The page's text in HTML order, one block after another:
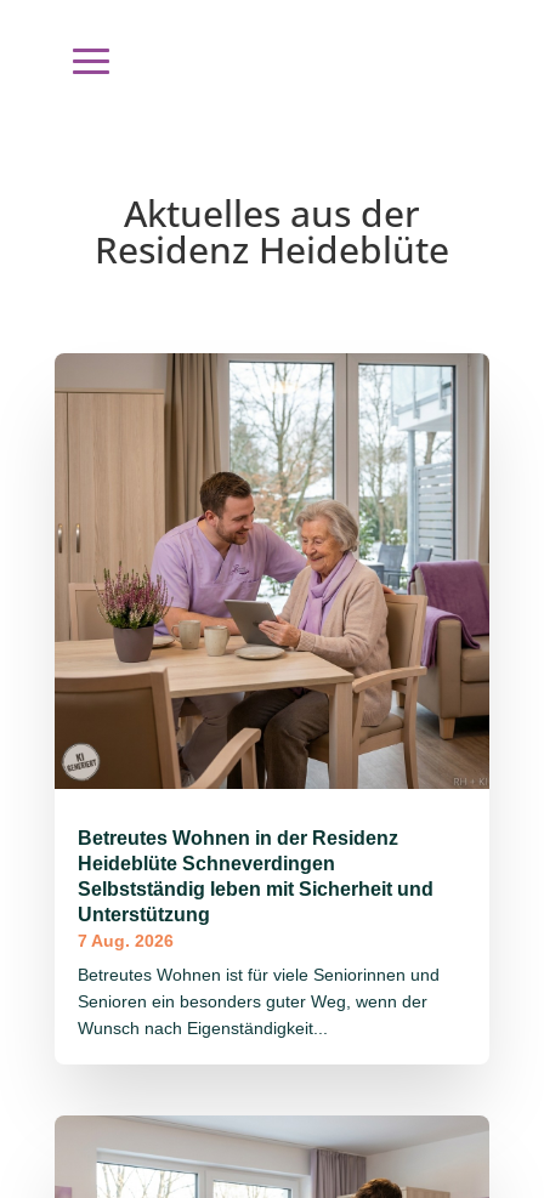
Aktuelles aus der
Residenz Heideblüte
Betreutes Wohnen in der Residenz
Heideblüte Schneverdingen
Selbstständig leben mit Sicherheit und
Unterstützung
7 Aug. 2026
Betreutes Wohnen ist für viele Seniorinnen und
Senioren ein besonders guter Weg, wenn der
Wunsch nach Eigenständigkeit...